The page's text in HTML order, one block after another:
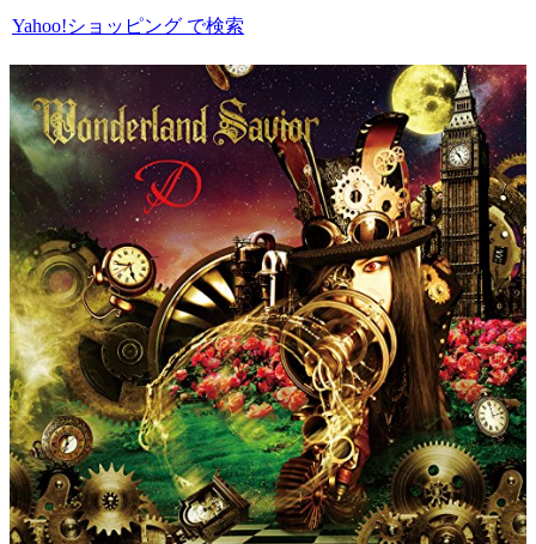
Yahoo!ショッピング で検索